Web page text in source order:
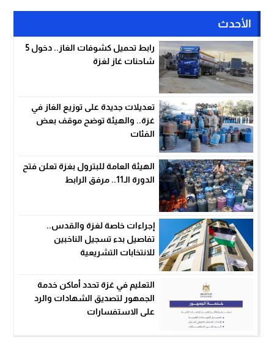
الأحدث
رابط تحميل كشوفات الغاز.. دخول 5
شاحنات غاز لغزة
تعديلات جديدة على توزيع الغاز في
غزة.. والهيئة توضح موقف بعض
الفئات
الهيئة العامة للبترول بغزة تعلن فتح
الدورة الـ11.. مرفق الرابط
إجراءات خاصة لغزة والقدس..
تفاصيل بدء تسجيل الناخبين
للانتخابات التشريعية
التعليم في غزة تحدد أماكن خدمة
الجمهور لتصديق الشهادات والرد
على الاستفسارات